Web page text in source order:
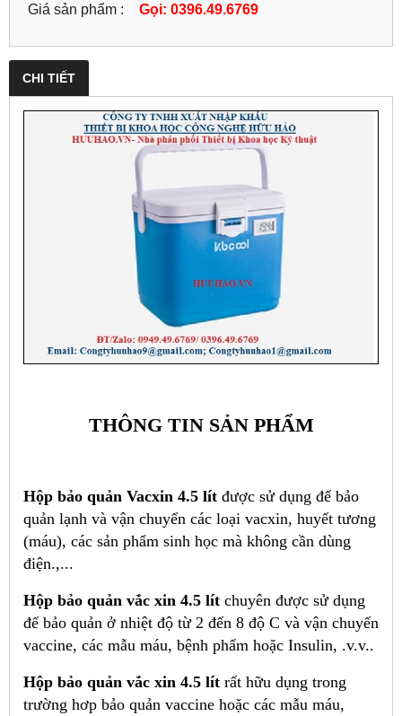
Giá sản phẩm : Gọi: 0396.49.6769
CHI TIẾT
THÔNG TIN SẢN PHẨM
Hộp bảo quản Vacxin 4.5 lít được sử dụng để bảo
quản lạnh và vận chuyển các loại vacxin, huyết tương
(máu), các sản phẩm sinh học mà không cần dùng
điện.,...
Hộp bảo quản vắc xin 4.5 lít chuyên được sử dụng
để bảo quản ở nhiệt độ từ 2 đến 8 độ C và vận chuyển
vaccine, các mẫu máu, bệnh phẩm hoặc Insulin, .v.v..
Hộp bảo quản vắc xin 4.5 lít rất hữu dụng trong
trường hơp bảo quản vaccine hoặc các mẫu máu,